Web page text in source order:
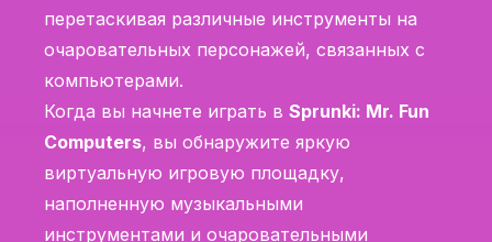
перетаскивая различные инструменты на
очаровательных персонажей, связанных с
компьютерами.
Когда вы начнете играть в Sprunki: Mr. Fun
Computers, вы обнаружите яркую
виртуальную игровую площадку,
наполненную музыкальными
инструментами и очаровательными